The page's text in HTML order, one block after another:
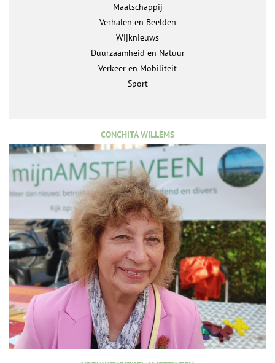
Maatschappij
Verhalen en Beelden
Wijknieuws
Duurzaamheid en Natuur
Verkeer en Mobiliteit
Sport
CONCHITA WILLEMS